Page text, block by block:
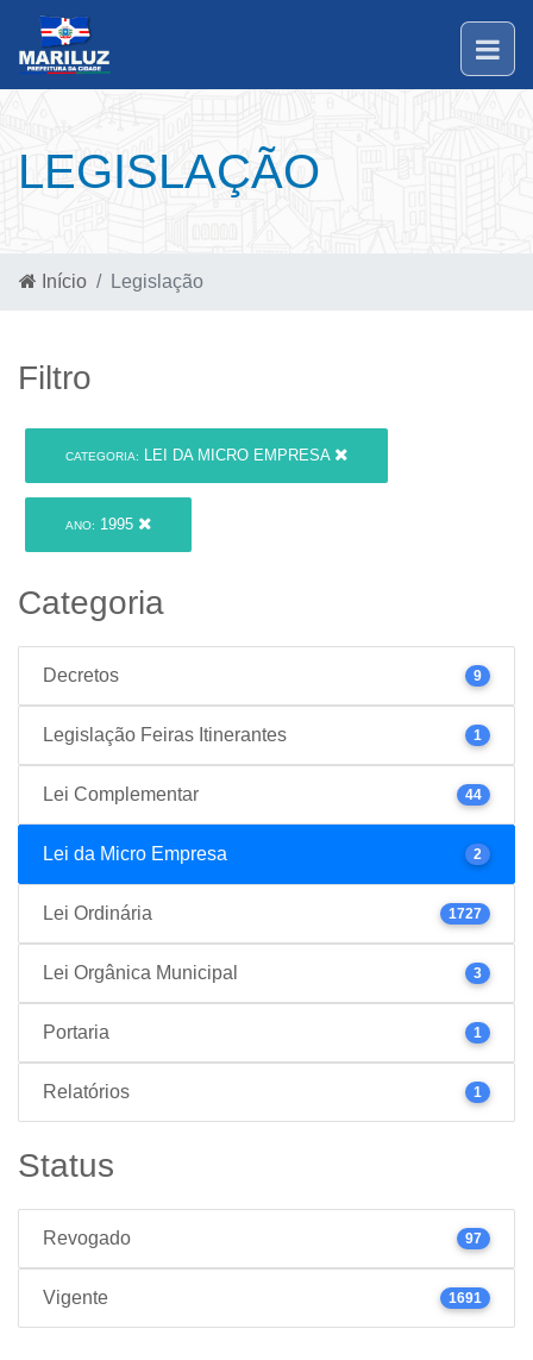
LEGISLAÇÃO
Início Legislação
Filtro
CATEGORIA: LEI DA MICRO EMPRESA
ANO: 1995
Categoria
Decretos 9
Legislação Feiras Itinerantes 1
Lei Complementar 44
Lei da Micro Empresa 2
Lei Ordinária 1727
Lei Orgânica Municipal 3
Portaria 1
Relatórios 1
Status
Revogado 97
Vigente 1691